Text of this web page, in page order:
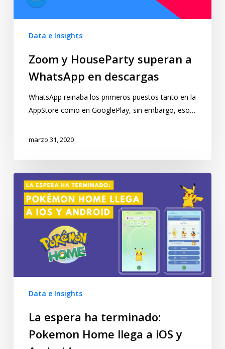
Data e Insights
Zoom y HouseParty superan a
WhatsApp en descargas
WhatsApp reinaba los primeros puestos tanto en la
AppStore como en GooglePlay, sin embargo, eso…
marzo 31, 2020
Data e Insights
La espera ha terminado:
Pokemon Home llega a iOS y